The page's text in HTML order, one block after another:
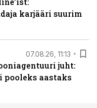
karjääri suurim
07.08.26, 11:13
juht:
pooleks aastaks